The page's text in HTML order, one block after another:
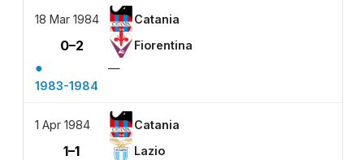
18 Mar 1984 Catania
0–2 Fiorentina
●
—
1983-1984
1 Apr 1984 Catania
1–1 Lazio